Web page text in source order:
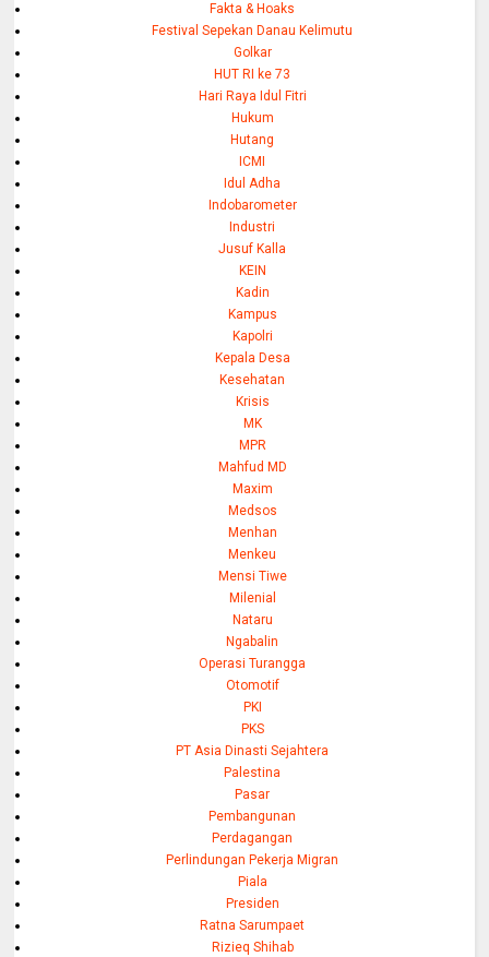
Fakta & Hoaks
Festival Sepekan Danau Kelimutu
Golkar
HUT RI ke 73
Hari Raya Idul Fitri
Hukum
Hutang
ICMI
Idul Adha
Indobarometer
Industri
Jusuf Kalla
KEIN
Kadin
Kampus
Kapolri
Kepala Desa
Kesehatan
Krisis
MK
MPR
Mahfud MD
Maxim
Medsos
Menhan
Menkeu
Mensi Tiwe
Milenial
Nataru
Ngabalin
Operasi Turangga
Otomotif
PKI
PKS
PT Asia Dinasti Sejahtera
Palestina
Pasar
Pembangunan
Perdagangan
Perlindungan Pekerja Migran
Piala
Presiden
Ratna Sarumpaet
Rizieq Shihab